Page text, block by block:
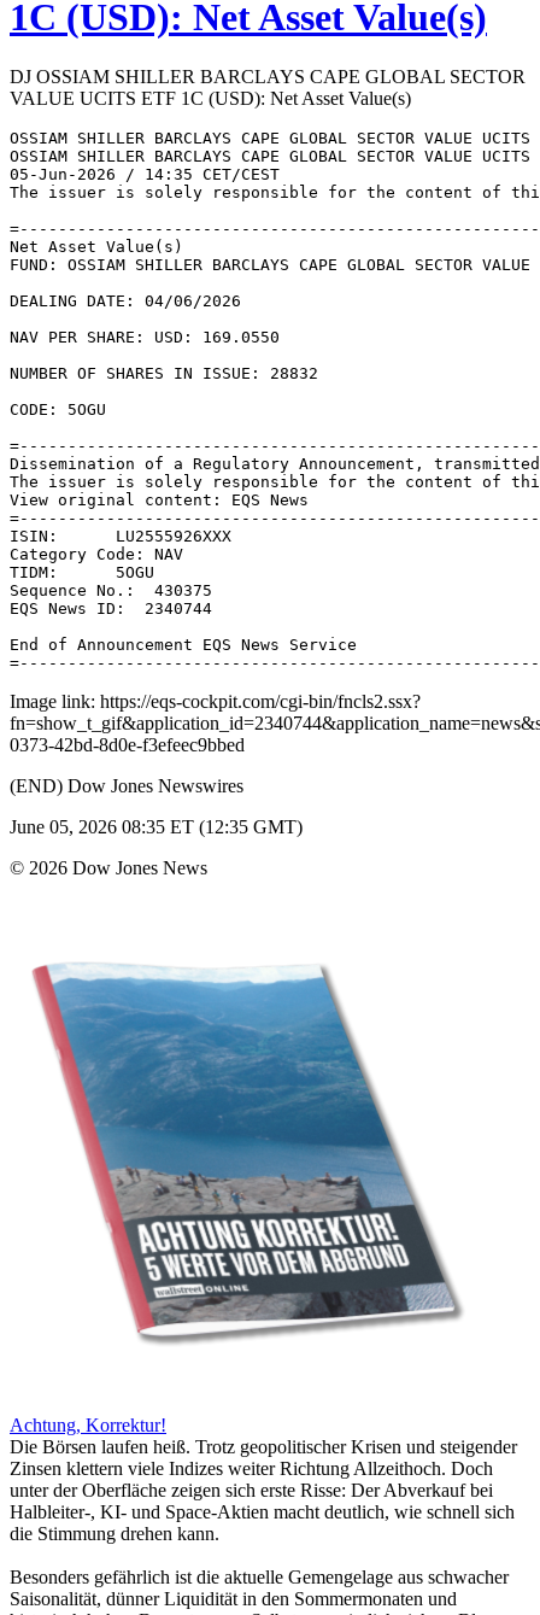
1C (USD): Net Asset Value(s)
DJ OSSIAM SHILLER BARCLAYS CAPE GLOBAL SECTOR
VALUE UCITS ETF 1C (USD): Net Asset Value(s)
OSSIAM SHILLER BARCLAYS CAPE GLOBAL SECTOR VALUE
OSSIAM SHILLER BARCLAYS CAPE GLOBAL SECTOR VALUE
05-Jun-2026 / 14:35 CET/CEST
The issuer is solely responsible for the content of
Net Asset Value(s)
FUND: OSSIAM SHILLER BARCLAYS CAPE GLOBAL SECTOR
DEALING DATE: 04/06/2026
NAV PER SHARE: USD: 169.0550
NUMBER OF SHARES IN ISSUE: 28832
CODE: 5OGU
Dissemination of a Regulatory Announcement,
The issuer is solely responsible for the content of
View original content: EQS News
ISIN:      LU2555926XXX
Category Code: NAV
TIDM:      5OGU
Sequence No.:  430375
EQS News ID:  2340744
End of Announcement EQS News Service
Image link: https://eqs-cockpit.com/cgi-bin/fncls2.ssx?
0373-42bd-8d0e-f3efeec9bbed
(END) Dow Jones Newswires
June 05, 2026 08:35 ET (12:35 GMT)
© 2026 Dow Jones News
Achtung, Korrektur!
Die Börsen laufen heiß. Trotz geopolitischer Krisen und steigender
Zinsen klettern viele Indizes weiter Richtung Allzeithoch. Doch
unter der Oberfläche zeigen sich erste Risse: Der Abverkauf bei
Halbleiter-, KI- und Space-Aktien macht deutlich, wie schnell sich
die Stimmung drehen kann.
Besonders gefährlich ist die aktuelle Gemengelage aus schwacher
Saisonalität, dünner Liquidität in den Sommermonaten und